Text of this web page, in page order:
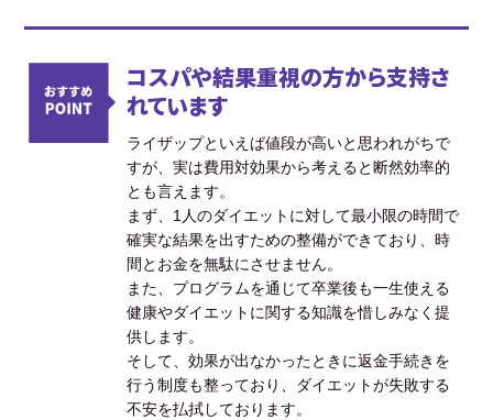
コスパや結果重視の方から支持さ
れています
ライザップといえば値段が高いと思われがちで
すが、実は費用対効果から考えると断然効率的
とも言えます。
まず、1人のダイエットに対して最小限の時間で
確実な結果を出すための整備ができており、時
間とお金を無駄にさせません。
また、プログラムを通じて卒業後も一生使える
健康やダイエットに関する知識を惜しみなく提
供します。
そして、効果が出なかったときに返金手続きを
行う制度も整っており、ダイエットが失敗する
不安を払拭しております。